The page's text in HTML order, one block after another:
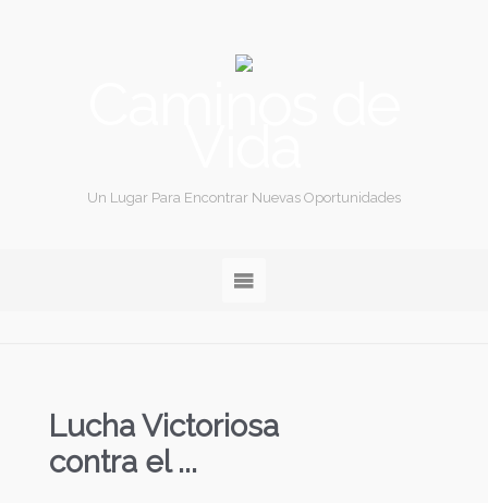
Un Lugar Para Encontrar Nuevas Oportunidades
Lucha Victoriosa
contra el ...